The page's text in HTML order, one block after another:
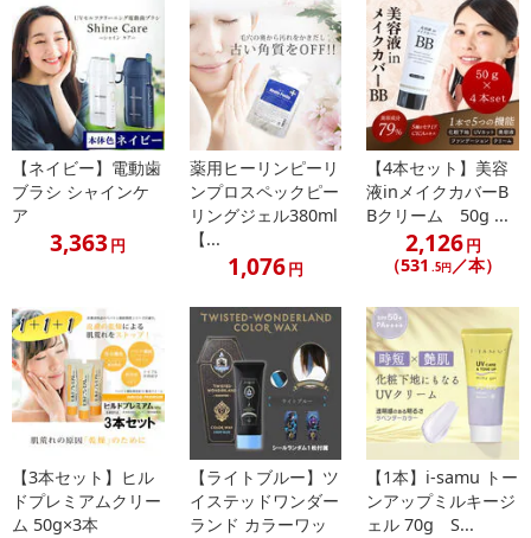
オリン、カギイバラノリエキス、リモニウムゲルベリエキス、セリ
ン、アラニン、グリシン、ヒアルロン酸ヒドロキシプロピルトリモ
ニウム、アスコフィルムノドスム／ヒバマタ／ヒジキ／トロロコン
ブ／レソニアニグレスセンス／ミツイシコンブ／リシリコンブ／ワ
カメエキス、グルタミン酸、トレオニン、アルギニン、プロリン、
リシンHCl、パルミチン酸エチルヘキシル、セラミドAP、セラミド
NP、乳酸Na、ジメチコン、ステアルトリモニウムクロリド、セト
リモニウムクロリド、ジステアリルジモニウムクロリド、イソプロ
パノール、エチドロン酸、フェノキシエタノール、香料
【賞味・消費期限のある商品について】
商品到着時点でのお日持ち期間は、配送日数などにより異なります
のでご了承ください。
【キャンセルについて】
※お申込み後のキャンセルはお受けできません。
記載されている内容を必ずご確認いただき、お届けする商品セット
【ネイビー】電動歯
ブラシ シャインケ
ア
3,363円
薬用ヒーリンピーリ
ンプロスペックピー
リングジェル380ml
【...
1,076円
【4本セット】美容
液inメイクカバーB
Bクリーム 50g ...
2,126円
（531 .5円／本）
【3本セット】ヒル
ドプレミアムクリー
ム 50g×3本
【ライトブルー】ツ
イステッドワンダー
ランド カラーワッ
【1本】i-samu トー
ンアップミルキージ
ェル 70g S...